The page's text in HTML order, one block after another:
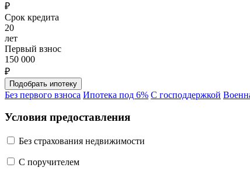
₽
Срок кредита
20
лет
Первый взнос
150 000
₽
Без первого взноса Ипотека под 6% С господдержкой
Условия предоставления
Без страхования недвижимости
C поручителем